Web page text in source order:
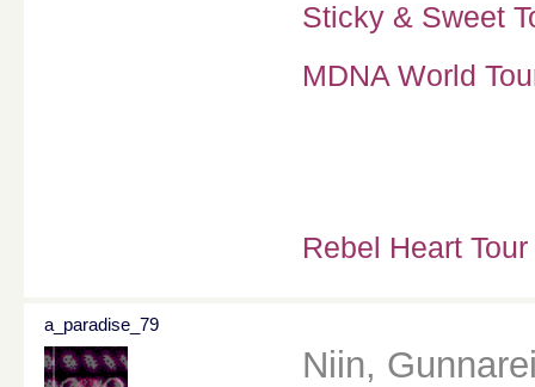
Sticky & Sweet
MDNA World
Rebel Heart
a_paradise_79
Niin,